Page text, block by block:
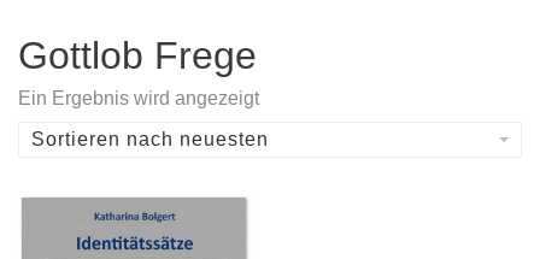
Gottlob Frege
Ein Ergebnis wird angezeigt
Sortieren nach neuesten